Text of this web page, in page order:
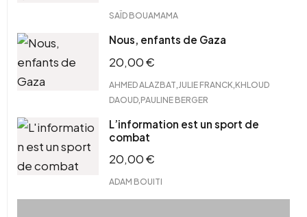
SAÏD BOUAMAMA
Nous, enfants de Gaza
20,00€
AHMED ALAZBAT JULIE FRANCK KHLOUD
DAOUD PAULINE BERGER
L’information est un sport de
combat
20,00€
ADAM BOUITI